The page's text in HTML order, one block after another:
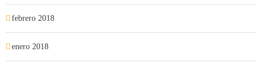
febrero 2018
enero 2018